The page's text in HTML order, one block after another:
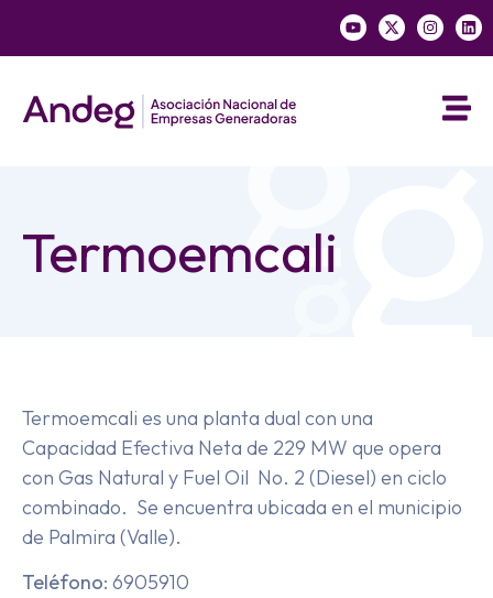
Termoemcali
Termoemcali es una planta dual con una
Capacidad Efectiva Neta de 229 MW que opera
con Gas Natural y Fuel Oil No. 2 (Diesel) en ciclo
combinado. Se encuentra ubicada en el municipio
de Palmira (Valle).
Teléfono: 6905910